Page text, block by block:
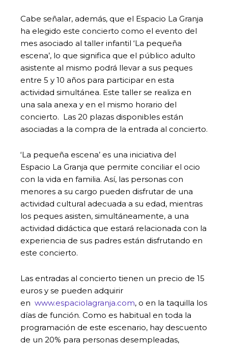
Cabe señalar, además, que el Espacio La Granja
ha elegido este concierto como el evento del
mes asociado al taller infantil ‘La pequeña
escena’, lo que significa que el público adulto
asistente al mismo podrá llevar a sus peques
entre 5 y 10 años para participar en esta
actividad simultánea. Este taller se realiza en
una sala anexa y en el mismo horario del
concierto. Las 20 plazas disponibles están
asociadas a la compra de la entrada al concierto.
‘La pequeña escena’ es una iniciativa del
Espacio La Granja que permite conciliar el ocio
con la vida en familia. Así, las personas con
menores a su cargo pueden disfrutar de una
actividad cultural adecuada a su edad, mientras
los peques asisten, simultáneamente, a una
actividad didáctica que estará relacionada con la
experiencia de sus padres están disfrutando en
este concierto.
Las entradas al concierto tienen un precio de 15
euros y se pueden adquirir
en www.espaciolagranja.com, o en la taquilla los
días de función. Como es habitual en toda la
programación de este escenario, hay descuento
de un 20% para personas desempleadas,